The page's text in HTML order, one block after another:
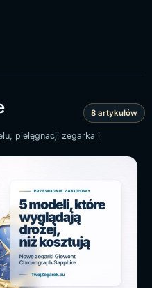
8 artykułów
pielęgnacji zegarka i